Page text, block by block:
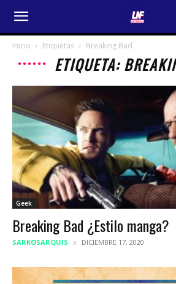
Inicio Etiquetas Breaking Bad
ETIQUETA:
Geek
Breaking Bad ¿Estilo manga?
SARKOSARQUIS DICIEMBRE 17, 2020